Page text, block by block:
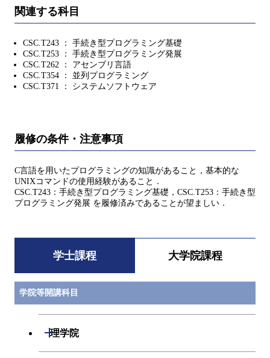
関連する科目
CSC.T243 ： 手続き型プログラミング基礎
CSC.T253 ： 手続き型プログラミング発展
CSC.T262 ： アセンブリ言語
CSC.T354 ： 並列プログラミング
CSC.T371 ： システムソフトウェア
履修の条件・注意事項
C言語を用いたプログラミングの知識があること，基本的な
UNIXコマンドの使用経験があること．
CSC.T243：手続き型プログラミング基礎，CSC.T253：手続き型
プログラミング発展 を履修済みであることが望ましい．
学士課程 大学院課程
学院等開講科目
理学院
開閉